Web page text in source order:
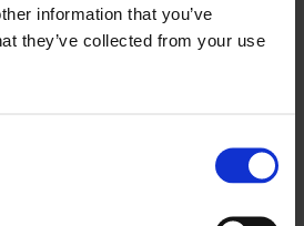
information that you’ve
they’ve collected from your use
PLUS
og seks